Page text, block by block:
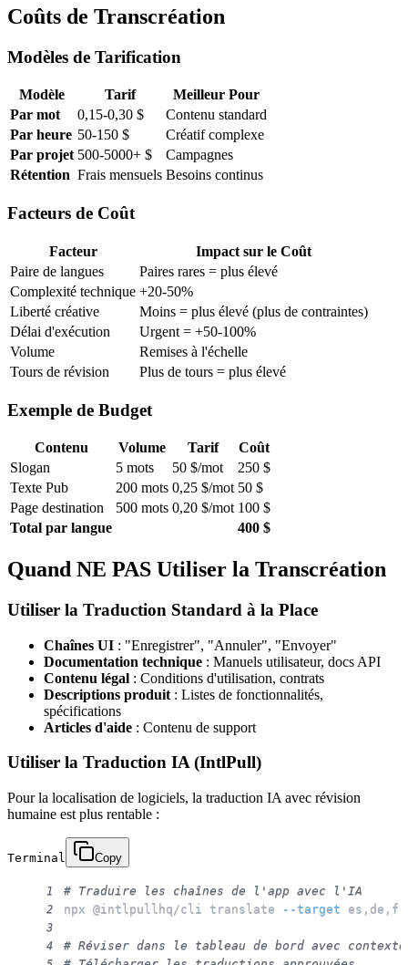
Coûts de Transcréation
Modèles de Tarification
Modèle Tarif
Meilleur Pour
Par mot
0,15-0,30 $
Contenu standard
Par heure 50-150 $
Créatif complexe
Par projet 500-5000+ $
Campagnes
Rétention Frais mensuels Besoins continus
Facteurs de Coût
Facteur
Impact sur le Coût
Paire de langues
Paires rares = plus élevé
Complexité technique +20-50%
Liberté créative
Moins = plus élevé (plus de contraintes)
Délai d'exécution
Urgent = +50-100%
Volume
Remises à l'échelle
Tours de révision
Plus de tours = plus élevé
Exemple de Budget
Contenu Volume Tarif
Coût
Slogan
5 mots 50 $/mot
250 $
Texte Pub
200 mots 0,25 $/mot 50 $
Page destination
500 mots 0,20 $/mot 100 $
Total par langue
400 $
Quand NE PAS Utiliser la Transcréation
Utiliser la Traduction Standard à la Place
Chaînes UI : "Enregistrer", "Annuler", "Envoyer"
Documentation technique : Manuels utilisateur, docs API
Contenu légal : Conditions d'utilisation, contrats
Descriptions produit : Listes de fonctionnalités,
spécifications
Articles d'aide : Contenu de support
Utiliser la Traduction IA (IntlPull)
Pour la localisation de logiciels, la traduction IA avec révision
humaine est plus rentable :
Terminal Copy
1 # Traduire les chaînes de l'app avec l'IA
2 npx @intlpullhq/cli translate --target
3
4
# Réviser dans le tableau de bord avec contexte